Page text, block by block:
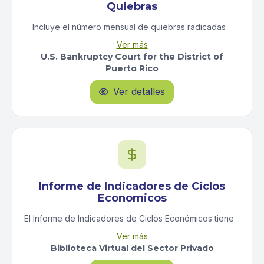
Quiebras
Incluye el número mensual de quiebras radicadas
Puerto Rico, desglosado por el tipo (capítulo) de
quiebra: Capítulo 7, Capítulo 11, Capítulo 12 o Capítulo
13.
Ver más
U.S. Bankruptcy Court for the District of
Puerto Rico
 Ver detalles
Informe de Indicadores de Ciclos
Economicos
El Informe de Indicadores de Ciclos Económicos tiene
Utiliza el Índice de Indicadores Coincidentes (IIC)
para medir el estado presente de la actividad
Ver más
Biblioteca Virtual del Sector Privado